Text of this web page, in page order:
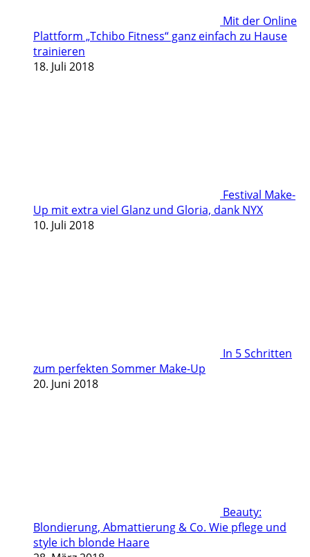
Mit der Online
Plattform „Tchibo Fitness“ ganz einfach zu Hause
trainieren
18. Juli 2018
Festival Make-
Up mit extra viel Glanz und Gloria, dank NYX
10. Juli 2018
In 5 Schritten
zum perfekten Sommer Make-Up
20. Juni 2018
Beauty:
Blondierung, Abmattierung & Co. Wie pflege und
style ich blonde Haare